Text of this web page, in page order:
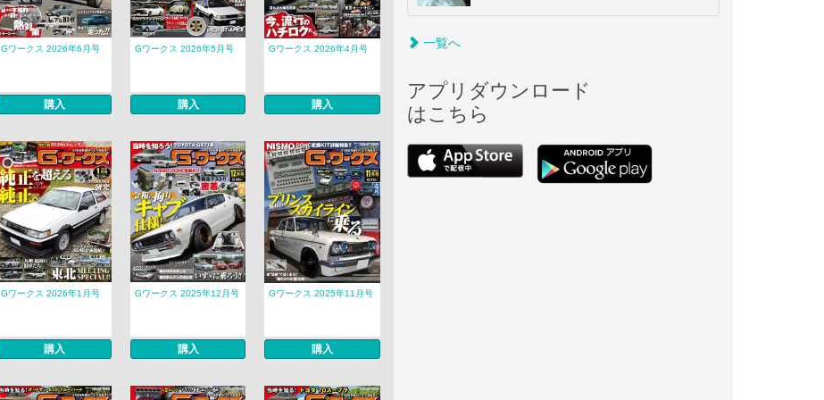
Gワークス 2026年6月号
購入
Gワークス 2026年5月号
購入
Gワークス 2026年4月号
購入
Gワークス 2026年1月号
購入
Gワークス 2025年12月号
購入
Gワークス 2025年11月号
購入
一覧へ
アプリダウンロード
はこちら